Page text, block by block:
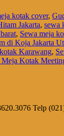
kotak cover,
Jakarta, sewa
, Sewa meja
di Koja Jakarta
Karawang,
Meja Kotak
Telp